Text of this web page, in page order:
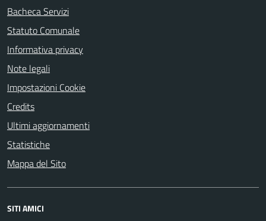
Bacheca Servizi
Statuto Comunale
Informativa privacy
Note legali
Impostazioni Cookie
Credits
Ultimi aggiornamenti
Statistiche
Mappa del Sito
SITI AMICI